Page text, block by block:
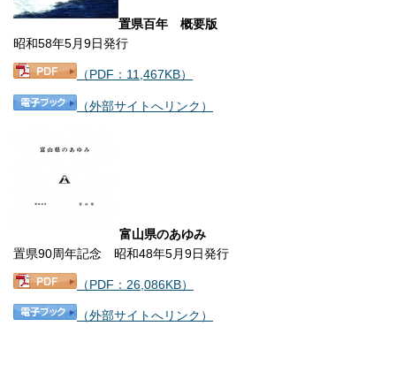
置県百年 概要版
昭和58年5月9日発行
（PDF：11,467KB）
（外部サイトへリンク）
富山県のあゆみ
置県90周年記念 昭和48年5月9日発行
（PDF：26,086KB）
（外部サイトへリンク）